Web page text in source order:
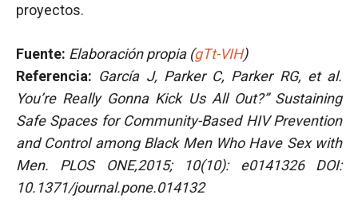
proyectos.
Fuente: Elaboración propia (gTt-VIH)
Referencia: García J, Parker C, Parker RG, et al.
You’re Really Gonna Kick Us All Out?” Sustaining
Safe Spaces for Community-Based HIV Prevention
and Control among Black Men Who Have Sex with
Men. PLOS ONE,2015; 10(10): e0141326 DOI:
10.1371/journal.pone.014132